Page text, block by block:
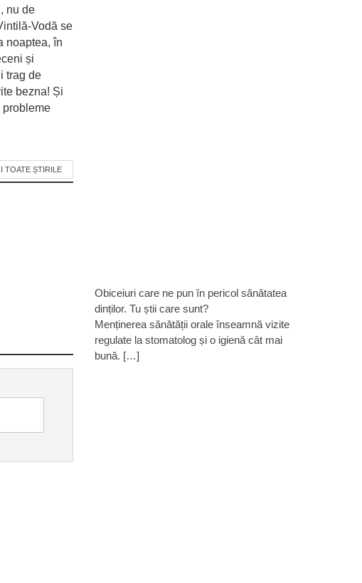
nu de
Vodă se
noaptea, în
și
trag de
bezna! Și
probleme
TOATE ȘTIRILE
Obiceiuri care ne pun în pericol sănătatea
dinților. Tu știi care sunt?
Menținerea sănătății orale înseamnă vizite
regulate la stomatolog și o igienă cât mai
bună. […]